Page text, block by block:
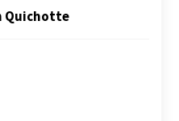
Quichotte